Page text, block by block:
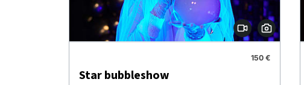
150 €
Star bubbleshow